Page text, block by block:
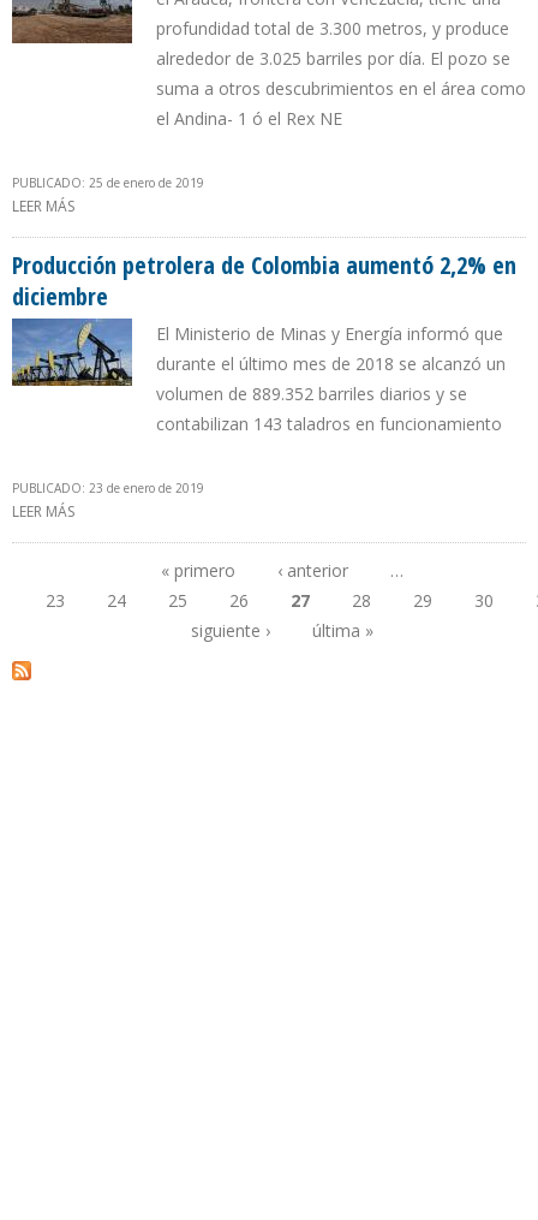
profundidad total de 3.300 metros, y produce
alrededor de 3.025 barriles por día. El pozo se
suma a otros descubrimientos en el área como
el Andina- 1 ó el Rex NE
PUBLICADO: 25 de enero de 2019
LEER MÁS
Producción petrolera de Colombia aumentó 2,2% en
diciembre
El Ministerio de Minas y Energía informó que
durante el último mes de 2018 se alcanzó un
volumen de 889.352 barriles diarios y se
contabilizan 143 taladros en funcionamiento
PUBLICADO: 23 de enero de 2019
LEER MÁS
Páginas
« primero ‹ anterior
…
23
24 25 26 27 28 29 30
siguiente ›
última »